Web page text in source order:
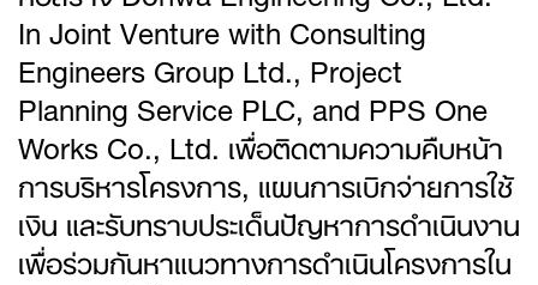
In Joint Venture with Consulting
Engineers Group Ltd., Project
Planning Service PLC, and PPS One
Works Co., Ltd. เพื่อติดตามความคืบหน้า
การบริหารโครงการ, แผนการเบิกจ่ายการใช้
เงิน และรับทราบประเด็นปัญหาการดำเนินงาน
เพื่อร่วมกันหาแนวทางการดำเนินโครงการใน